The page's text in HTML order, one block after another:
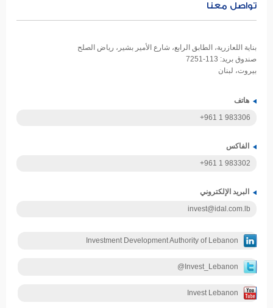
تواصل معنا
بناية اللعازرية، الطابق الرابع، شارع الأمير بشير، رياض الصلح
صندوق بريد: 113-7251
بيروت، لبنان
هاتف
+961 1 983306
الفاكس
+961 1 983302
البريد الإلكتروني
invest@idal.com.lb
Investment Development Authority of Lebanon
@Invest_Lebanon
Invest Lebanon